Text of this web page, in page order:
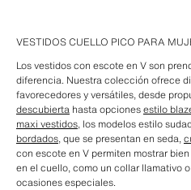
VESTIDOS CUELLO PICO PARA
Los vestidos con escote en V son
diferencia. Nuestra colección ofrece
favorecedores y versátiles, desde
descubierta hasta opcionesestilo
maxi vestidos, los modelos estilo
bordados, que se presentan en seda,
con escote en V permiten mostrar
en el cuello, como un collar llamativo
ocasiones especiales.